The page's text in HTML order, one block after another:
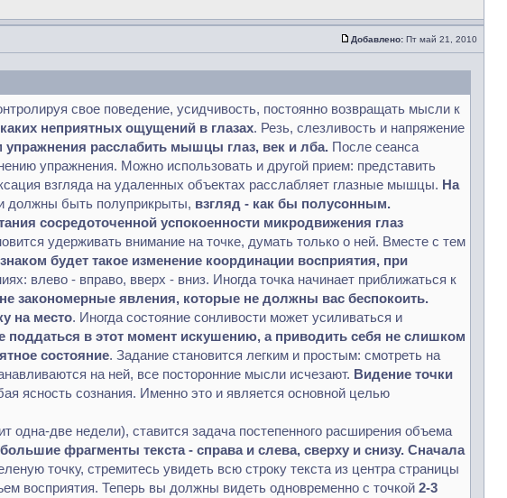
Добавлено: Пт май 21, 2010
свое поведение, усидчивость, постоянно возвращать мысли к
неприятных ощущений в глазах. Резь, слезливость и напряжение
упражнения расслабить мышцы глаз, век и лба. После сеанса
упражнения. Можно использовать и другой прием: представить
взгляда на удаленных объектах расслабляет глазные мышцы. На
должны быть полуприкрыты, взгляд - как бы полусонным.
сосредоточенной успокоенности микродвижения глаз
удерживать внимание на точке, думать только о ней. Вместе с тем
будет такое изменение координации восприятия, при
влево - вправо, вверх - вниз. Иногда точка начинает приближаться к
закономерные явления, которые не должны вас беспокоить.
на место. Иногда состояние сонливости может усиливаться и
поддаться в этот момент искушению, а приводить себя не слишком
состояние. Задание становится легким и простым: смотреть на
на ней, все посторонние мысли исчезают. Видение точки
ясность сознания. Именно это и является основной целью
одна-две недели), ставится задача постепенного расширения объема
фрагменты текста - справа и слева, сверху и снизу. Сначала
точку, стремитесь увидеть всю строку текста из центра страницы
восприятия. Теперь вы должны видеть одновременно с точкой 2-3